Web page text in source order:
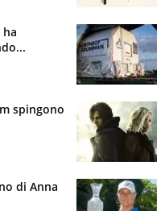
spingono
di Anna